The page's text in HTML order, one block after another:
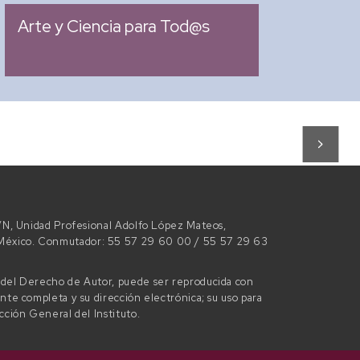
Arte y Ciencia para Tod@s
Unidad Profesional Adolfo López Mateos,
Conmutador: 55 57 29 60 00 / 55 57 29 63
Derecho de Autor, puede ser reproducida con
completa y su dirección electrónica; su uso para
General del Instituto.